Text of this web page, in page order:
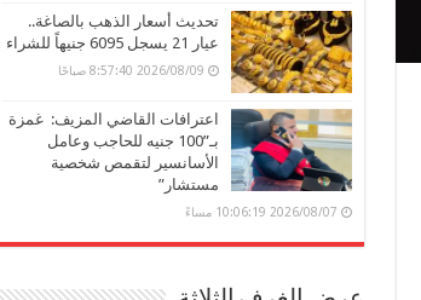
تحديث أسعار الذهب بالصاغة..
عيار 21 يسجل 6095 جنيهاً للشراء
2026/08/09 8:57:40 صباحًا
اعترافات القاضي المزيف: غمزة
بـ”100 جنيه للحاجب وعامل
الأسانسير لتقمص شخصية
مستشار”
2026/08/07 10:06:19 مساءً